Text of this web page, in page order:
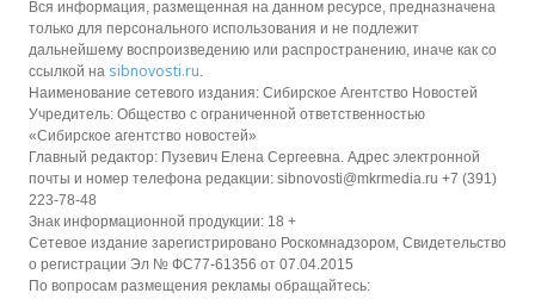
Вся информация, размещенная на данном ресурсе, предназначена
только для персонального использования и не подлежит
дальнейшему воспроизведению или распространению, иначе как со
ссылкой на sibnovosti.ru.
Наименование сетевого издания: Сибирское Агентство Новостей
Учредитель: Общество с ограниченной ответственностью
«Сибирское агентство новостей»
Главный редактор: Пузевич Елена Сергеевна. Адрес электронной
почты и номер телефона редакции: sibnovosti@mkrmedia.ru +7 (391)
223-78-48
Знак информационной продукции: 18 +
Сетевое издание зарегистрировано Роскомнадзором, Свидетельство
о регистрации Эл № ФС77-61356 от 07.04.2015
По вопросам размещения рекламы обращайтесь: